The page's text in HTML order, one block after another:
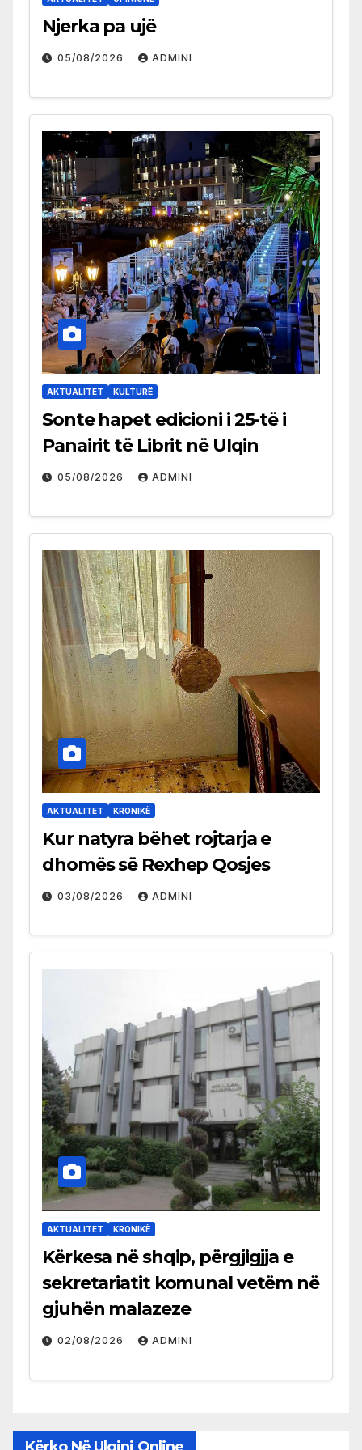
Njerka pa ujë
05/08/2026 ADMINI
AKTUALITET KULTURË
Sonte hapet edicioni i 25-të i
Panairit të Librit në Ulqin
05/08/2026 ADMINI
AKTUALITET KRONIKË
Kur natyra bëhet rojtarja e
dhomës së Rexhep Qosjes
03/08/2026 ADMINI
AKTUALITET KRONIKË
Kërkesa në shqip, përgjigjja e
sekretariatit komunal vetëm në
gjuhën malazeze
02/08/2026 ADMINI